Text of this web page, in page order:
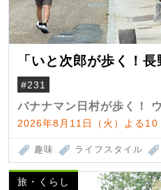
「いと次郎が歩く！
#231
バナナマン日村が歩く！
2026年8月11日（火）よる
趣味 ライフスタイル
旅・くらし